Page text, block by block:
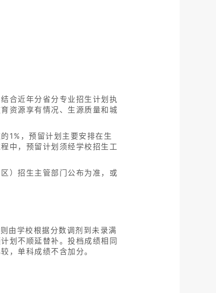
合近年分省分专业招生计划执
资源享有情况、生源质量和城
1%，预留计划主要安排在生
中，预留计划须经学校招生工
）招生主管部门公布为准，或
由学校根据分数调剂到未录满
划不顺延替补。投档成绩相同
，单科成绩不含加分。